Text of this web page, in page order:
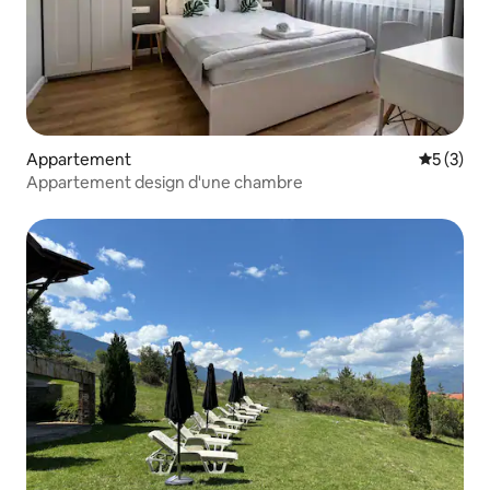
Appartement
5 (3)
Appartement design d'une chambre